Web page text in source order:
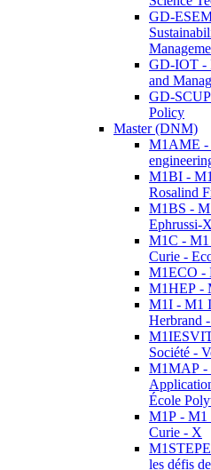
GD-
GD-IOT -
and
GD-
Policy
Master (DNM)
M1AME -
M1BI -
Rosalind
M1BS -
Ephrussi-X
M1C - M1
Curie -
M1ECO -
M1HEP -
M1I - M1
Herbrand
Société -
M1MAP -
École
M1P - M1
Curie - X
les défis